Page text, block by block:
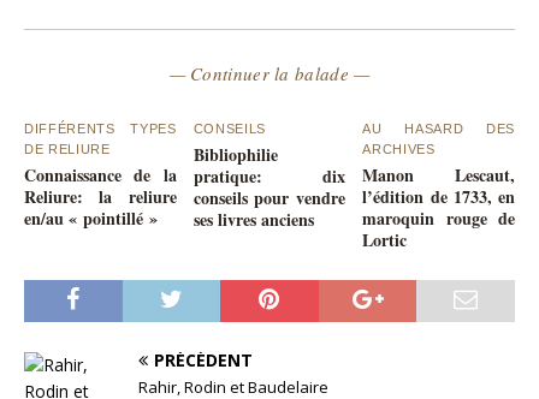
— Continuer la balade —
DIFFÉRENTS TYPES
DE RELIURE
Connaissance de la
Reliure: la reliure
en/au « pointillé »
CONSEILS
Bibliophilie
pratique: dix
conseils pour vendre
ses livres anciens
AU HASARD DES
ARCHIVES
Manon Lescaut,
l’édition de 1733, en
maroquin rouge de
Lortic
PRÉCÉDENT
Rahir, Rodin et Baudelaire